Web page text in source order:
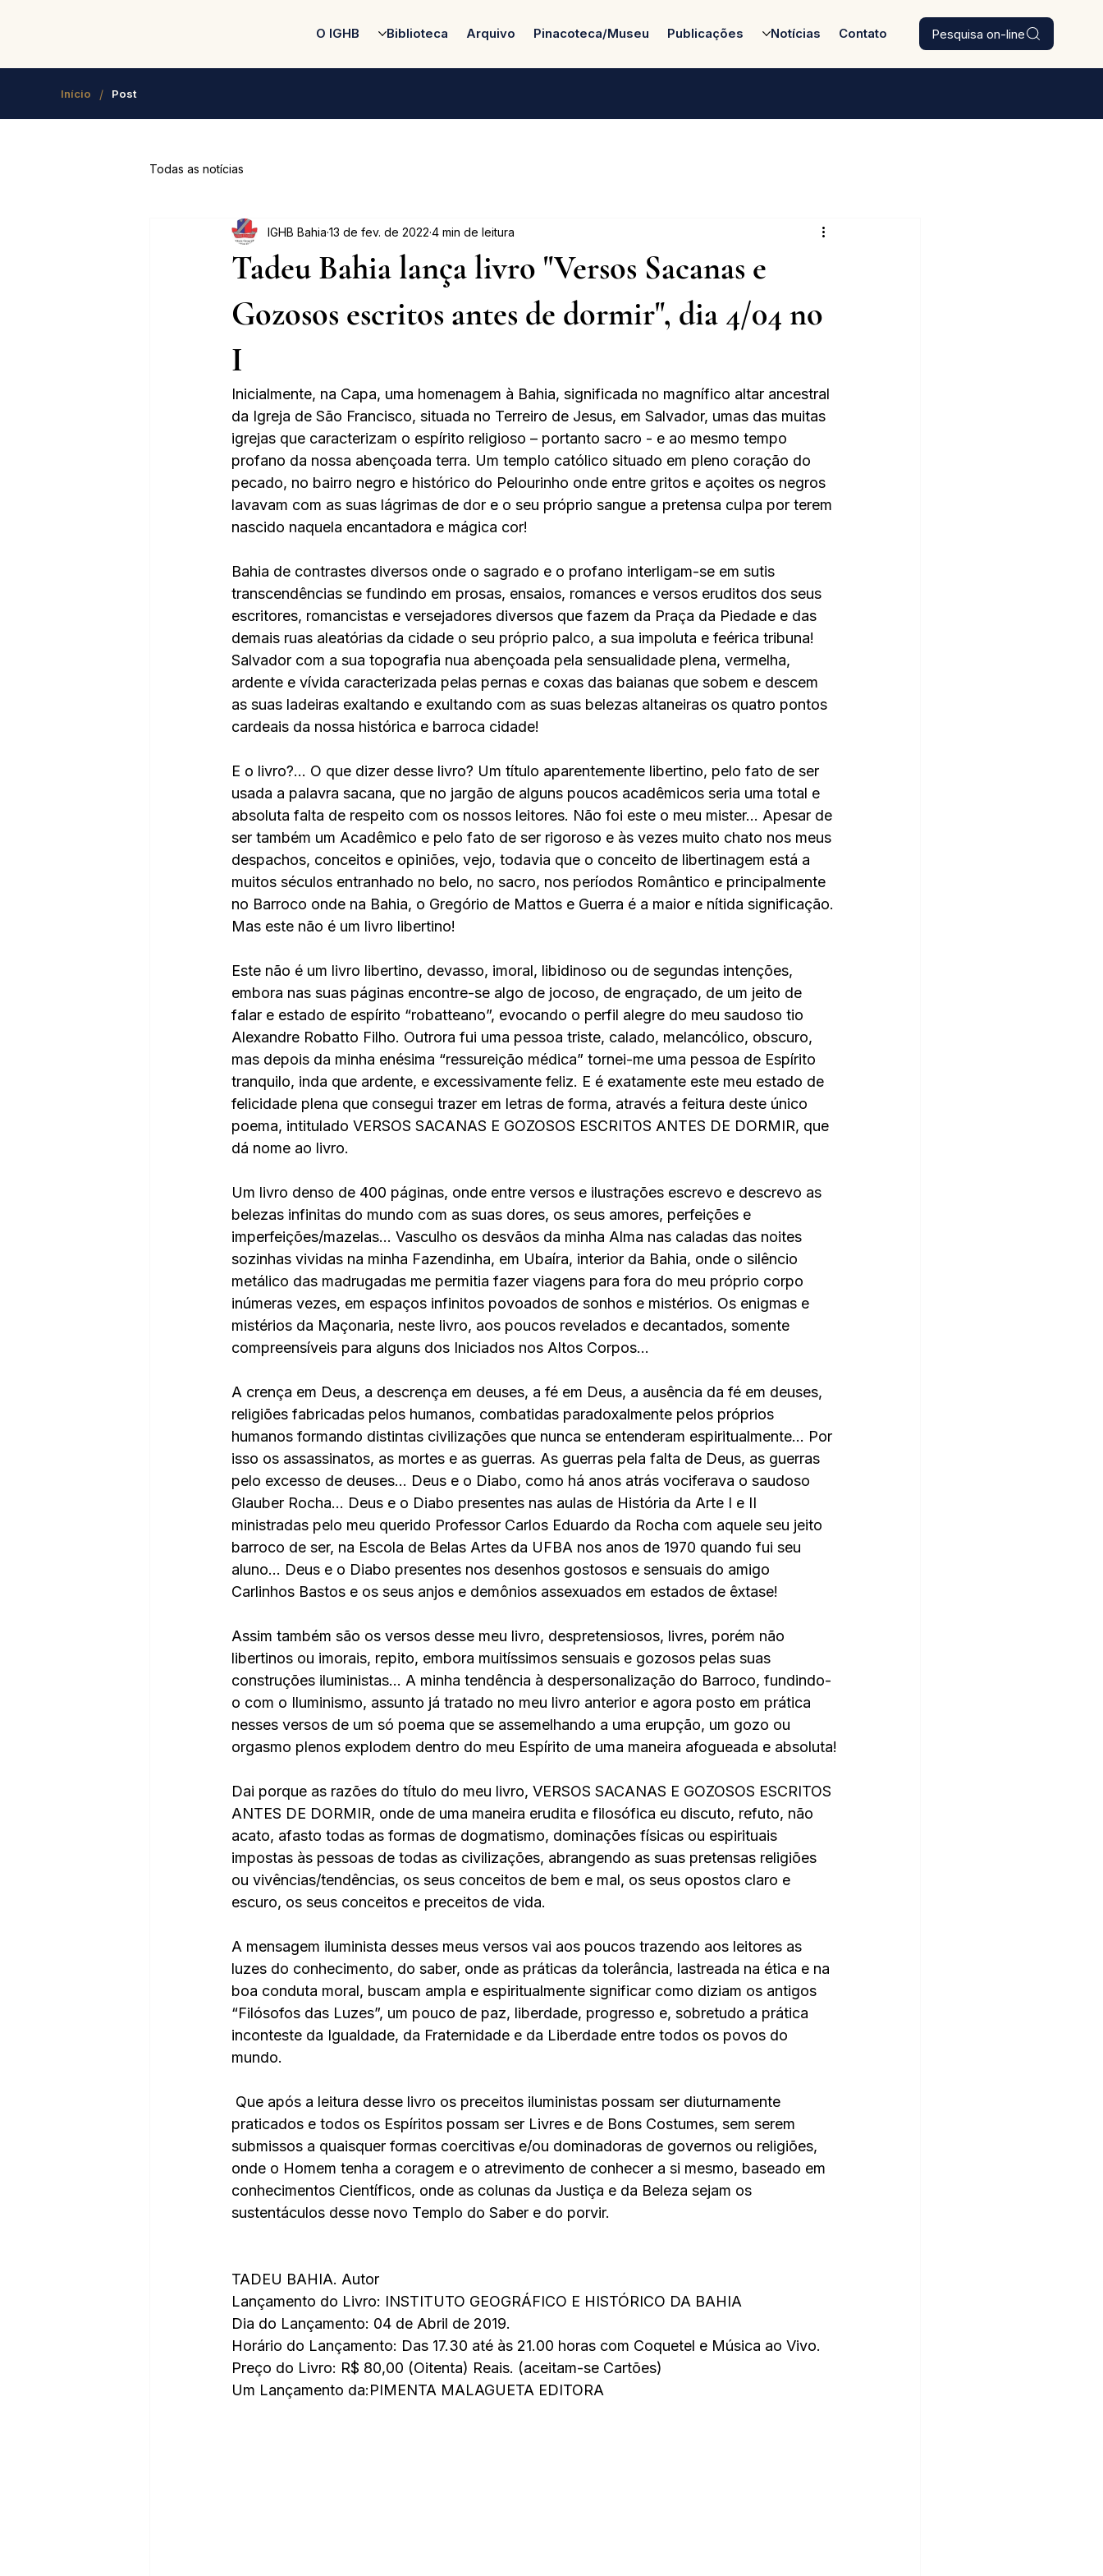
Pesquisa on-line
O IGHB Biblioteca Arquivo Pinacoteca/Museu Publicações Notícias Contato
Início / Post
Todas as notícias
Tadeu Bahia lança livro "Versos Sacanas e
Gozosos escritos antes de dormir", dia 4/04 no
I
IGHB Bahia 13 de fev. de 2022 4 min de leitura
Inicialmente, na Capa, uma homenagem à Bahia, significada no magnífico altar ancestral
da Igreja de São Francisco, situada no Terreiro de Jesus, em Salvador, umas das muitas
igrejas que caracterizam o espírito religioso – portanto sacro - e ao mesmo tempo
profano da nossa abençoada terra. Um templo católico situado em pleno coração do
pecado, no bairro negro e histórico do Pelourinho onde entre gritos e açoites os negros
lavavam com as suas lágrimas de dor e o seu próprio sangue a pretensa culpa por terem
nascido naquela encantadora e mágica cor!
Bahia de contrastes diversos onde o sagrado e o profano interligam-se em sutis
transcendências se fundindo em prosas, ensaios, romances e versos eruditos dos seus
escritores, romancistas e versejadores diversos que fazem da Praça da Piedade e das
demais ruas aleatórias da cidade o seu próprio palco, a sua impoluta e feérica tribuna!
Salvador com a sua topografia nua abençoada pela sensualidade plena, vermelha,
ardente e vívida caracterizada pelas pernas e coxas das baianas que sobem e descem
as suas ladeiras exaltando e exultando com as suas belezas altaneiras os quatro pontos
cardeais da nossa histórica e barroca cidade!
E o livro?... O que dizer desse livro? Um título aparentemente libertino, pelo fato de ser
usada a palavra sacana, que no jargão de alguns poucos acadêmicos seria uma total e
absoluta falta de respeito com os nossos leitores. Não foi este o meu mister... Apesar de
ser também um Acadêmico e pelo fato de ser rigoroso e às vezes muito chato nos meus
despachos, conceitos e opiniões, vejo, todavia que o conceito de libertinagem está a
muitos séculos entranhado no belo, no sacro, nos períodos Romântico e principalmente
no Barroco onde na Bahia, o Gregório de Mattos e Guerra é a maior e nítida significação.
Mas este não é um livro libertino!
Este não é um livro libertino, devasso, imoral, libidinoso ou de segundas intenções,
embora nas suas páginas encontre-se algo de jocoso, de engraçado, de um jeito de
falar e estado de espírito “robatteano”, evocando o perfil alegre do meu saudoso tio
Alexandre Robatto Filho. Outrora fui uma pessoa triste, calado, melancólico, obscuro,
mas depois da minha enésima “ressureição médica” tornei-me uma pessoa de Espírito
tranquilo, inda que ardente, e excessivamente feliz. E é exatamente este meu estado de
felicidade plena que consegui trazer em letras de forma, através a feitura deste único
poema, intitulado VERSOS SACANAS E GOZOSOS ESCRITOS ANTES DE DORMIR, que
dá nome ao livro.
Um livro denso de 400 páginas, onde entre versos e ilustrações escrevo e descrevo as
belezas infinitas do mundo com as suas dores, os seus amores, perfeições e
imperfeições/mazelas... Vasculho os desvãos da minha Alma nas caladas das noites
sozinhas vividas na minha Fazendinha, em Ubaíra, interior da Bahia, onde o silêncio
metálico das madrugadas me permitia fazer viagens para fora do meu próprio corpo
inúmeras vezes, em espaços infinitos povoados de sonhos e mistérios. Os enigmas e
mistérios da Maçonaria, neste livro, aos poucos revelados e decantados, somente
compreensíveis para alguns dos Iniciados nos Altos Corpos...
A crença em Deus, a descrença em deuses, a fé em Deus, a ausência da fé em deuses,
religiões fabricadas pelos humanos, combatidas paradoxalmente pelos próprios
humanos formando distintas civilizações que nunca se entenderam espiritualmente... Por
isso os assassinatos, as mortes e as guerras. As guerras pela falta de Deus, as guerras
pelo excesso de deuses... Deus e o Diabo, como há anos atrás vociferava o saudoso
Glauber Rocha... Deus e o Diabo presentes nas aulas de História da Arte I e II
ministradas pelo meu querido Professor Carlos Eduardo da Rocha com aquele seu jeito
barroco de ser, na Escola de Belas Artes da UFBA nos anos de 1970 quando fui seu
aluno... Deus e o Diabo presentes nos desenhos gostosos e sensuais do amigo
Carlinhos Bastos e os seus anjos e demônios assexuados em estados de êxtase!
Assim também são os versos desse meu livro, despretensiosos, livres, porém não
libertinos ou imorais, repito, embora muitíssimos sensuais e gozosos pelas suas
construções iluministas... A minha tendência à despersonalização do Barroco, fundindo-
o com o Iluminismo, assunto já tratado no meu livro anterior e agora posto em prática
nesses versos de um só poema que se assemelhando a uma erupção, um gozo ou
orgasmo plenos explodem dentro do meu Espírito de uma maneira afogueada e absoluta!
Dai porque as razões do título do meu livro, VERSOS SACANAS E GOZOSOS ESCRITOS
ANTES DE DORMIR, onde de uma maneira erudita e filosófica eu discuto, refuto, não
acato, afasto todas as formas de dogmatismo, dominações físicas ou espirituais
impostas às pessoas de todas as civilizações, abrangendo as suas pretensas religiões
ou vivências/tendências, os seus conceitos de bem e mal, os seus opostos claro e
escuro, os seus conceitos e preceitos de vida.
A mensagem iluminista desses meus versos vai aos poucos trazendo aos leitores as
luzes do conhecimento, do saber, onde as práticas da tolerância, lastreada na ética e na
boa conduta moral, buscam ampla e espiritualmente significar como diziam os antigos
“Filósofos das Luzes”, um pouco de paz, liberdade, progresso e, sobretudo a prática
inconteste da Igualdade, da Fraternidade e da Liberdade entre todos os povos do
mundo.
praticados e todos os Espíritos possam ser Livres e de Bons Costumes, sem serem
submissos a quaisquer formas coercitivas e/ou dominadoras de governos ou religiões,
onde o Homem tenha a coragem e o atrevimento de conhecer a si mesmo, baseado em
conhecimentos Científicos, onde as colunas da Justiça e da Beleza sejam os
sustentáculos desse novo Templo do Saber e do porvir.
TADEU BAHIA. Autor
Lançamento do Livro: INSTITUTO GEOGRÁFICO E HISTÓRICO DA BAHIA
Dia do Lançamento: 04 de Abril de 2019.
Horário do Lançamento: Das 17.30 até às 21.00 horas com Coquetel e Música ao Vivo.
Preço do Livro: R$ 80,00 (Oitenta) Reais. (aceitam-se Cartões)
Um Lançamento da:PIMENTA MALAGUETA EDITORA